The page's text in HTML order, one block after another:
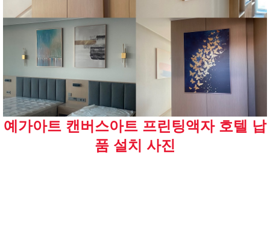
예가아트 캔버스아트 프린팅액자 호텔 납
품 설치 사진